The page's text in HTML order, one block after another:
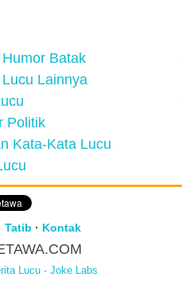
Batak
Lainnya
Politik
Kata-Kata Lucu
Tatib · Kontak
Lucu · Joke Labs